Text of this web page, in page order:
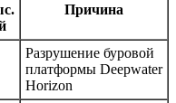
Причина
Разрушение буровой
платформы Deepwater
Horizon